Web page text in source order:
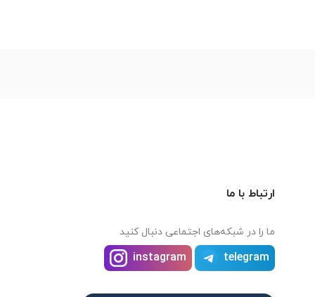
ارتباط با ما
ما را در شبکه‌های اجتماعی دنبال کنید
telegram
instagram